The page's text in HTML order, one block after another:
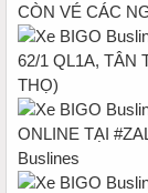
CÒN VÉ CÁC
62/1 QL1A, TÂN
THỌ)
ONLINE TẠI
Buslines